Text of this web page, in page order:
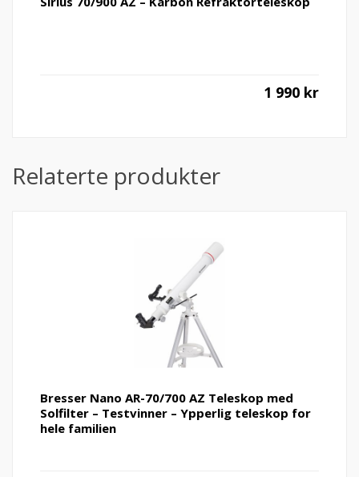
1 990 kr
Relaterte produkter
Bresser Nano AR-70/700 AZ Teleskop med
Solfilter – Testvinner – Ypperlig teleskop for
hele familien